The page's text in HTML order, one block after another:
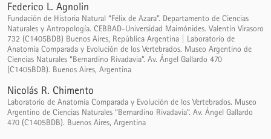
Federico L. Agnolin
Fundación de Historia Natural “Félix de Azara”. Departamento de Ciencias
Naturales y Antropología. CEBBAD-Universidad Maimónides. Valentín Virasoro
732 (C1405BDB) Buenos Aires, República Argentina | Laboratorio de
Anatomía Comparada y Evolución de los Vertebrados. Museo Argentino de
Ciencias Naturales “Bernardino Rivadavia”. Av. Ángel Gallardo 470
(C1405BDB). Buenos Aires, Argentina
Nicolás R. Chimento
Laboratorio de Anatomía Comparada y Evolución de los Vertebrados. Museo
Argentino de Ciencias Naturales “Bernardino Rivadavia”. Av. Ángel Gallardo
470 (C1405BDB). Buenos Aires, Argentina